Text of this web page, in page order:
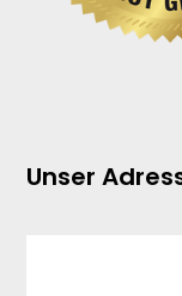
Unser